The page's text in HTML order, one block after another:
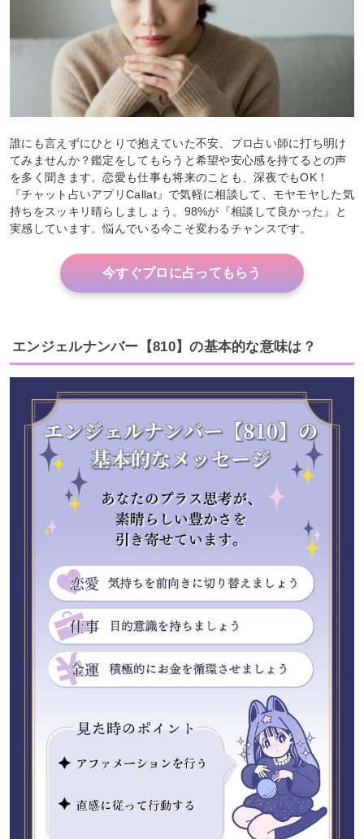
誰にも言えずにひとりで抱えていた不安、プロ占い師に打ち明け
てみませんか？鑑定をしてもらうと希望や安心感を持てるとの声
を多く聞きます。恋愛も仕事も将来のことも、深夜でもOK！
『チャット占いアプリCallat』で気軽に相談して、モヤモヤした気
持ちをスッキリ晴らしましょう。98%が『相談して良かった』と
実感しています。悩んでいる今こそ変わるチャンスです。
今すぐプロに占ってもらう
エンジェルナンバー【810】の基本的な意味は？